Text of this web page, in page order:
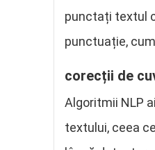
punctați textul
punctuație,
corecții de
Algoritmii NLP
textului, ceea